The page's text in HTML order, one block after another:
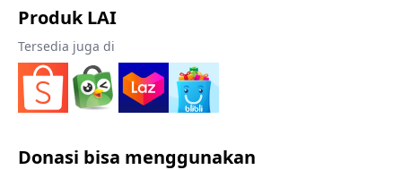
Produk LAI
Tersedia juga di
Donasi bisa menggunakan